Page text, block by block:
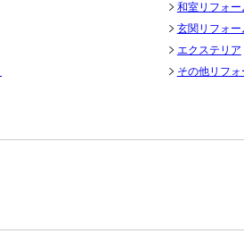
和室リフォー
玄関リフォー
エクステリア
その他リフォ